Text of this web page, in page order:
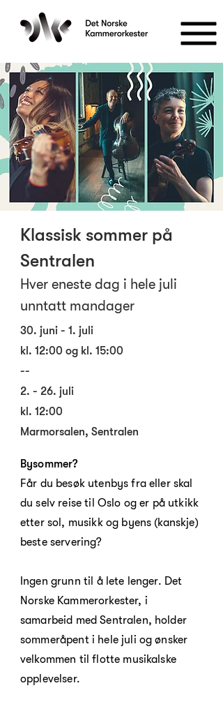
Klassisk sommer på
Sentralen
Hver eneste dag i hele juli
unntatt mandager
30. juni - 1. juli
kl. 12:00 og kl. 15:00
--
2. - 26. juli
kl. 12:00
Marmorsalen, Sentralen
Bysommer?
Får du besøk utenbys fra eller skal
du selv reise til Oslo og er på utkikk
etter sol, musikk og byens (kanskje)
beste servering?
Ingen grunn til å lete lenger. Det
Norske Kammerorkester, i
samarbeid med Sentralen, holder
sommeråpent i hele juli og ønsker
velkommen til flotte musikalske
opplevelser.